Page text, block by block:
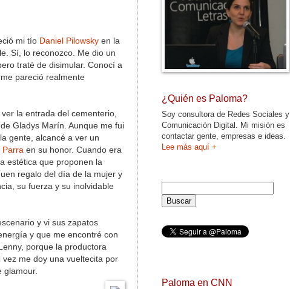
mi tío Daniel Pilowsky en la
Sí, lo reconozco. Me dio un
traté de disimular. Conocí a
pareció realmente
la entrada del cementerio,
Gladys Marín. Aunque me fui
gente, alcancé a ver un
Parra en su honor. Cuando era
estética que proponen la
regalo del día de la mujer y
su fuerza y su inolvidable
y vi sus zapatos
y que me encontré con
porque la productora
me doy una vueltecita por
glamour.
¿Quién es Paloma?
Soy consultora de Redes Sociales y
Comunicación Digital. Mi misión es
contactar gente, empresas e ideas.
Lee más aquí +
Paloma en CNN